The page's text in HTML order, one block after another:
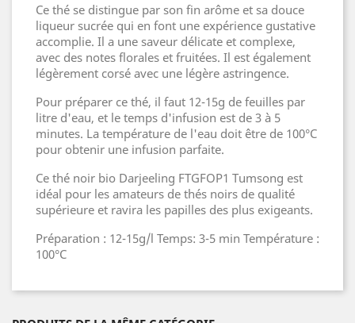
Ce thé se distingue par son fin arôme et sa douce
liqueur sucrée qui en font une expérience gustative
accomplie. Il a une saveur délicate et complexe,
avec des notes florales et fruitées. Il est également
légèrement corsé avec une légère astringence.
Pour préparer ce thé, il faut 12-15g de feuilles par
litre d'eau, et le temps d'infusion est de 3 à 5
minutes. La température de l'eau doit être de 100°C
pour obtenir une infusion parfaite.
Ce thé noir bio Darjeeling FTGFOP1 Tumsong est
idéal pour les amateurs de thés noirs de qualité
supérieure et ravira les papilles des plus exigeants.
Préparation : 12-15g/l Temps: 3-5 min Température :
100°C